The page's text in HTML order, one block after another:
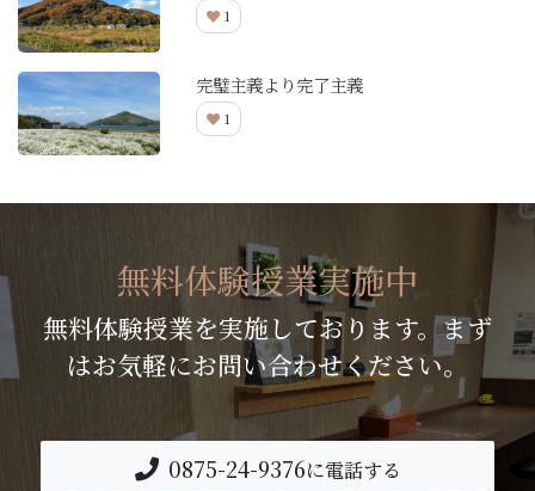
1
完璧主義より完了主義
1
無料体験授業実施中
無料体験授業を実施しております。まず
はお気軽にお問い合わせください。
0875-24-9376に電話する